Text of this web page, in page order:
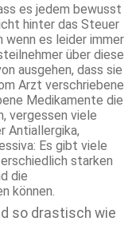
es jedem bewusst
hinter das Steuer
es leider immer
über diese
ausgehen, dass sie
Arzt verschriebene
Medikamente die
vergessen viele
Antiallergika,
Es gibt viele
starken
die
können.
so drastisch wie